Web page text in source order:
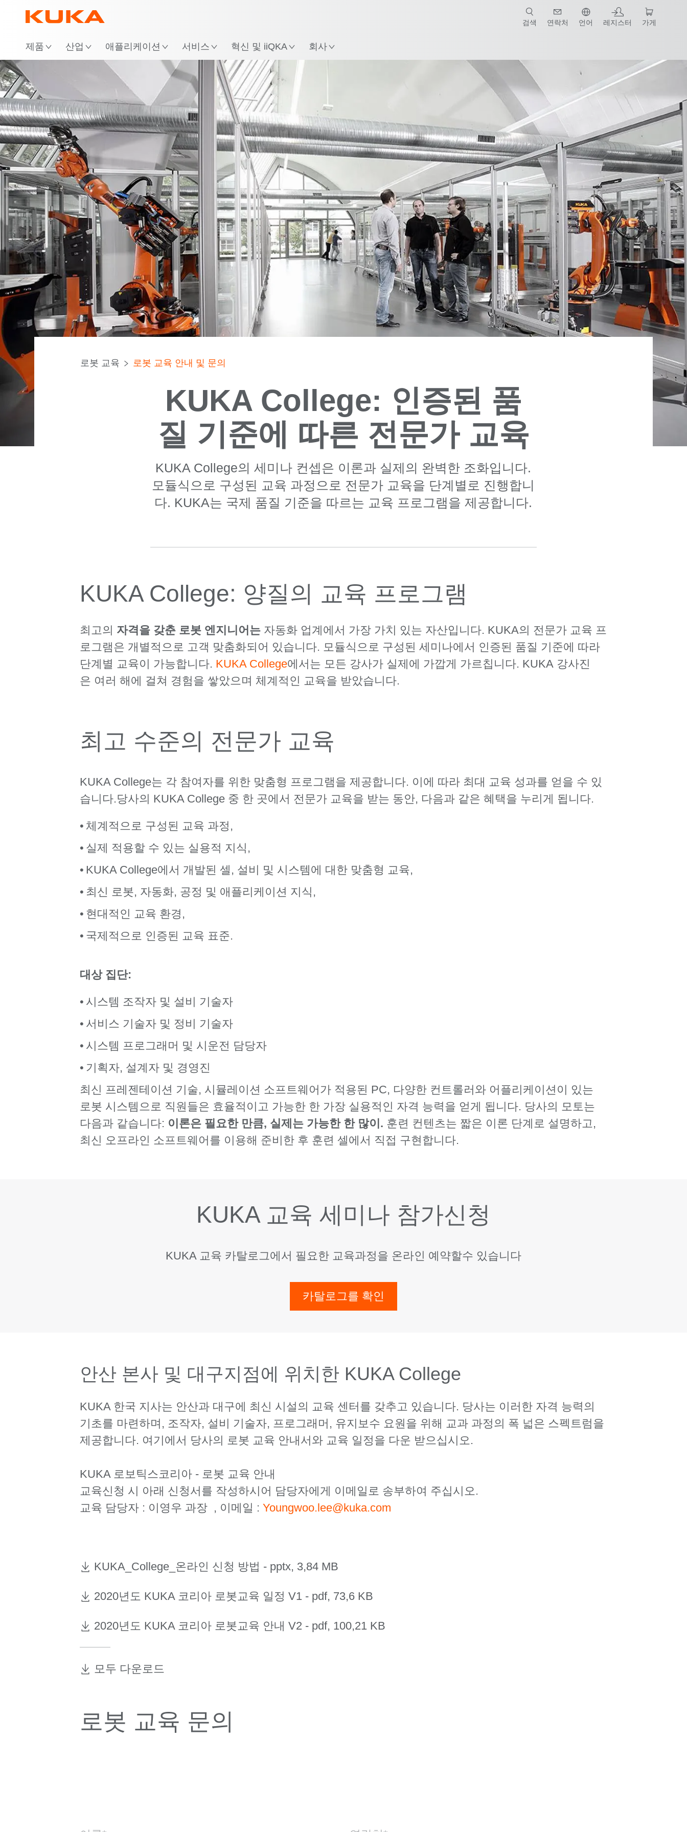
제품 산업 애플리케이션 서비스 혁신 및 iiQKA 회사
검색 연락처 언어 레지스터 가게
로봇 교육 문의
로봇 교육 로봇 교육 안내 및 문의
KUKA College: 인증된 품
질 기준에 따른 전문가 교육
KUKA College의 세미나 컨셉은 이론과 실제의 완벽한 조화입니다.
모듈식으로 구성된 교육 과정으로 전문가 교육을 단계별로 진행합니
다. KUKA는 국제 품질 기준을 따르는 교육 프로그램을 제공합니다.
KUKA College: 양질의 교육 프로그램
최고의 자격을 갖춘 로봇 엔지니어는자동화 업계에서 가장 가치 있는 자산입니다. KUKA의 전문가 교육 프
로그램은 개별적으로 고객 맞춤화되어 있습니다. 모듈식으로 구성된 세미나에서 인증된 품질 기준에 따라
단계별 교육이 가능합니다. KUKA College에서는 모든 강사가 실제에 가깝게 가르칩니다. KUKA 강사진
은 여러 해에 걸쳐 경험을 쌓았으며 체계적인 교육을 받았습니다.
최고 수준의 전문가 교육
KUKA College는 각 참여자를 위한 맞춤형 프로그램을 제공합니다. 이에 따라 최대 교육 성과를 얻을 수 있
습니다.당사의 KUKA College 중 한 곳에서 전문가 교육을 받는 동안, 다음과 같은 혜택을 누리게 됩니다.
체계적으로 구성된 교육 과정,
실제 적용할 수 있는 실용적 지식,
KUKA College에서 개발된 셀, 설비 및 시스템에 대한 맞춤형 교육,
최신 로봇, 자동화, 공정 및 애플리케이션 지식,
현대적인 교육 환경,
국제적으로 인증된 교육 표준.
대상 집단:
시스템 조작자 및 설비 기술자
서비스 기술자 및 정비 기술자
시스템 프로그래머 및 시운전 담당자
기획자, 설계자 및 경영진
최신 프레젠테이션 기술, 시뮬레이션 소프트웨어가 적용된 PC, 다양한 컨트롤러와 어플리케이션이 있는
로봇 시스템으로 직원들은 효율적이고 가능한 한 가장 실용적인 자격 능력을 얻게 됩니다. 당사의 모토는
다음과 같습니다: 이론은 필요한 만큼, 실제는 가능한 한 많이. 훈련 컨텐츠는 짧은 이론 단계로 설명하고,
최신 오프라인 소프트웨어를 이용해 준비한 후 훈련 셀에서 직접 구현합니다.
KUKA 교육 세미나 참가신청
KUKA 교육 카탈로그에서 필요한 교육과정을 온라인 예약할수 있습니다
카탈로그를 확인
안산 본사 및 대구지점에 위치한 KUKA College
KUKA 한국 지사는 안산과 대구에 최신 시설의 교육 센터를 갖추고 있습니다. 당사는 이러한 자격 능력의
기초를 마련하며, 조작자, 설비 기술자, 프로그래머, 유지보수 요원을 위해 교과 과정의 폭 넓은 스펙트럼을
제공합니다. 여기에서 당사의 로봇 교육 안내서와 교육 일정을 다운 받으십시오.
KUKA 로보틱스코리아 - 로봇 교육 안내
교육신청 시 아래 신청서를 작성하시어 담당자에게 이메일로 송부하여 주십시오.
교육 담당자 : 이영우 과장 , 이메일 : Youngwoo.lee@kuka.com
KUKA_College_온라인 신청 방법 - pptx, 3,84 MB
2020년도 KUKA 코리아 로봇교육 일정 V1 - pdf, 73,6 KB
2020년도 KUKA 코리아 로봇교육 안내 V2 - pdf, 100,21 KB
모두 다운로드
로봇 교육 문의